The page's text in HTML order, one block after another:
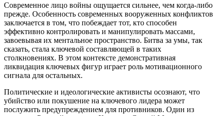
Современное лицо войны ощущается сильнее, чем когда-либо
прежде. Особенность современных вооруженных конфликтов
заключается в том, что побеждает тот, кто способен
эффективно контролировать и манипулировать массами,
завоевывая их ментальное пространство. Битва за умы, так
сказать, стала ключевой составляющей в таких
столкновениях. В этом контексте демонстративная
ликвидация ключевых фигур играет роль мотивационного
сигнала для остальных.
Политические и идеологические активисты осознают, что
убийство или покушение на ключевого лидера может
послужить предупреждением для противников. Один из